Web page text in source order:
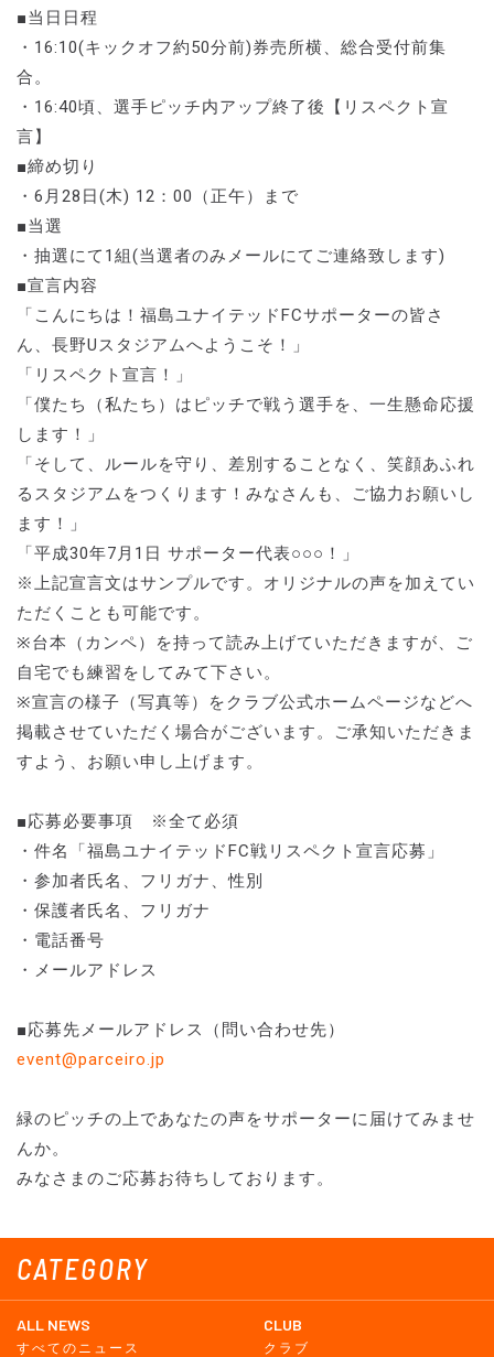
CATEGORY
ALL NEWS
すべてのニュース
CLUB
クラブ
■当日日程
・16:10(キックオフ約50分前)券売所横、総合受付前集
合。
・16:40頃、選手ピッチ内アップ終了後【リスペクト宣
言】
■締め切り
・6月28日(木) 12：00（正午）まで
■当選
・抽選にて1組(当選者のみメールにてご連絡致します)
■宣言内容
「こんにちは！福島ユナイテッドFCサポーターの皆さ
ん、長野Uスタジアムへようこそ！」
「リスペクト宣言！」
「僕たち（私たち）はピッチで戦う選手を、一生懸命応援
します！」
「そして、ルールを守り、差別することなく、笑顔あふれ
るスタジアムをつくります！みなさんも、ご協力お願いし
ます！」
「平成30年7月1日 サポーター代表○○○！」
※上記宣言文はサンプルです。オリジナルの声を加えてい
ただくことも可能です。
※台本（カンペ）を持って読み上げていただきますが、ご
自宅でも練習をしてみて下さい。
※宣言の様子（写真等）をクラブ公式ホームページなどへ
掲載させていただく場合がございます。ご承知いただきま
すよう、お願い申し上げます。
■応募必要事項 ※全て必須
・件名「福島ユナイテッドFC戦リスペクト宣言応募」
・参加者氏名、フリガナ、性別
・保護者氏名、フリガナ
・電話番号
・メールアドレス
■応募先メールアドレス（問い合わせ先）
event@parceiro.jp
緑のピッチの上であなたの声をサポーターに届けてみませ
んか。
みなさまのご応募お待ちしております。